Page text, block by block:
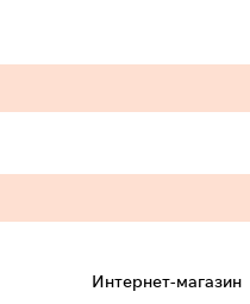
Интернет-магазин